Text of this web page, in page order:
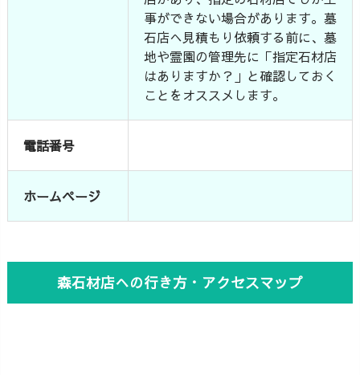
事ができない場合があります。墓
石店へ見積もり依頼する前に、墓
地や霊園の管理先に「指定石材店
はありますか？」と確認しておく
ことをオススメします。
電話番号
ホームページ
森石材店への行き方・アクセスマップ